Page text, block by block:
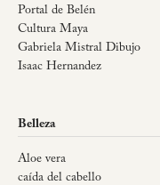
Portal de Belén
Cultura Maya
Gabriela Mistral Dibujo
Isaac Hernandez
Belleza
Aloe vera
caída del cabello